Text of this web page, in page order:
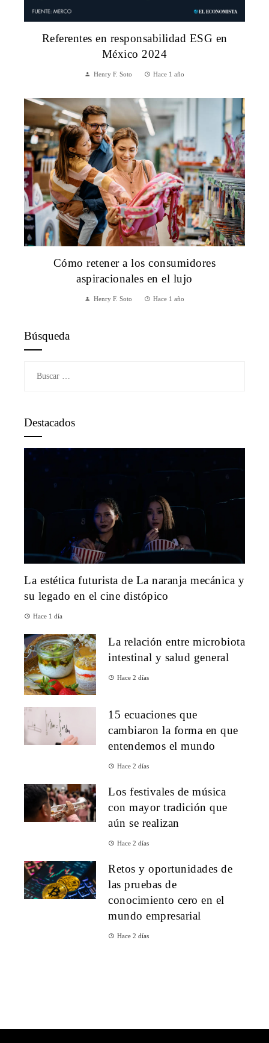
Referentes en responsabilidad ESG en
México 2024
Henry F. Soto Hace 1 año
Cómo retener a los consumidores
aspiracionales en el lujo
Henry F. Soto Hace 1 año
Búsqueda
Destacados
La estética futurista de La naranja mecánica y
su legado en el cine distópico
Hace 1 día
La relación entre microbiota
intestinal y salud general
Hace 2 días
15 ecuaciones que
cambiaron la forma en que
entendemos el mundo
Hace 2 días
Los festivales de música
con mayor tradición que
aún se realizan
Hace 2 días
Retos y oportunidades de
las pruebas de
conocimiento cero en el
mundo empresarial
Hace 2 días